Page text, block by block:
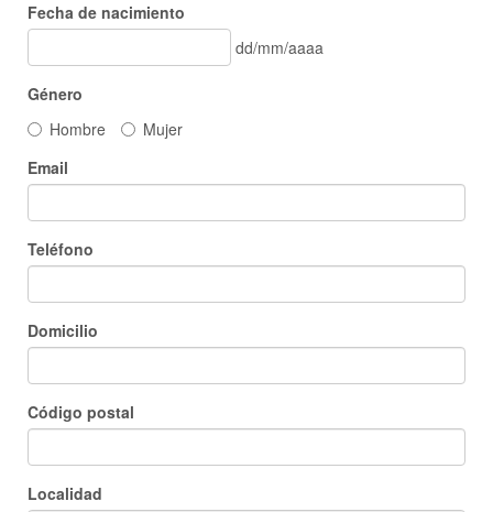
Fecha de nacimiento
dd/mm/aaaa
Género
Hombre
Mujer
Email
Teléfono
Domicilio
Código postal
Localidad